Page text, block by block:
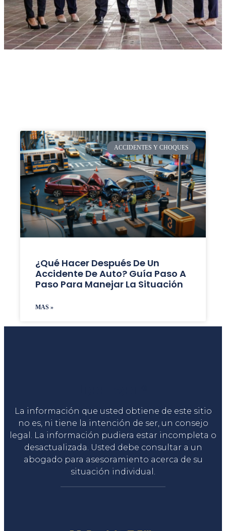
ACCIDENTES Y CHOQUES
¿Qué Hacer Después De Un
Accidente De Auto? Guía Paso A
Paso Para Manejar La Situación
MAS »
La información que usted obtiene de este sitio
no es, ni tiene la intención de ser, un consejo
legal. La información pudiera estar incompleta o
desactualizada. Usted debe consultar a un
abogado para asesoramiento acerca de su
situación individual.